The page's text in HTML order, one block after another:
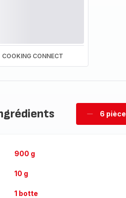
COOKING CONNECT
Supprimer
6
900 g
10 g
1 botte